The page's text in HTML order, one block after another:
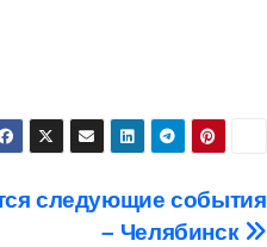
следующие события
– Челябинск